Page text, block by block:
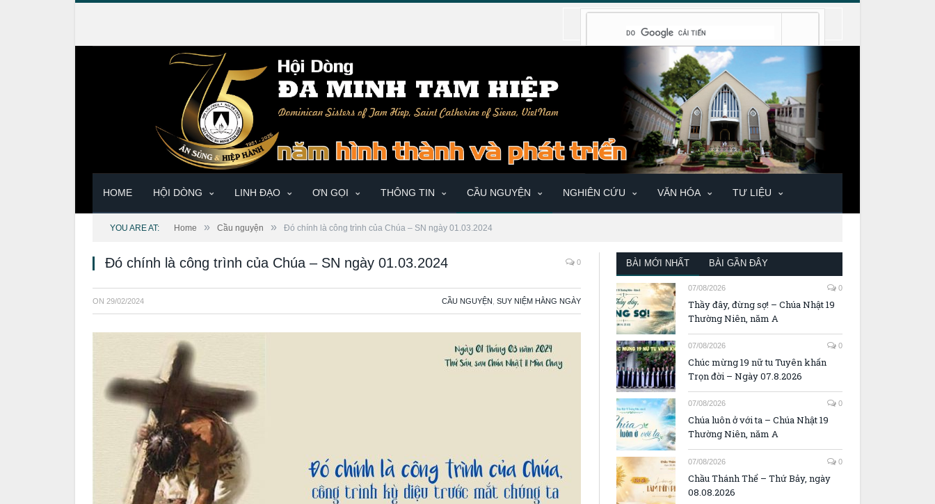
HOME HỘI DÒNG LINH ĐẠO ƠN GỌI THÔNG TIN CẦU NGUYỆN NGHIÊN CỨU VĂN HÓA TƯ LIỆU
YOU ARE AT: Home » Cầu nguyện » Đó chính là công trình của Chúa – SN ngày 01.03.2024
Đó chính là công trình của Chúa – SN ngày 01.03.2024 0
ON 29/02/2024 CẦU NGUYỆN SUY NIỆM HẰNG NGÀY
BÀI MỚI NHẤT BÀI GẦN ĐÂY
07/08/2026 0
Thầy đây, đừng sợ! – Chúa Nhật 19
Thường Niên, năm A
07/08/2026 0
Chúc mừng 19 nữ tu Tuyên khấn
Trọn đời – Ngày 07.8.2026
07/08/2026 0
Chúa luôn ở với ta – Chúa Nhật 19
Thường Niên, năm A
07/08/2026 0
Chầu Thánh Thể – Thứ Bảy, ngày
08.08.2026